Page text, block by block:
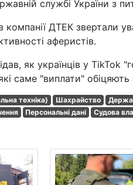
службі України з
ДТЕК звертали
аферистів.
як українців у
саме "виплати"
техніка) Шахрайство
Персональні дані Судова